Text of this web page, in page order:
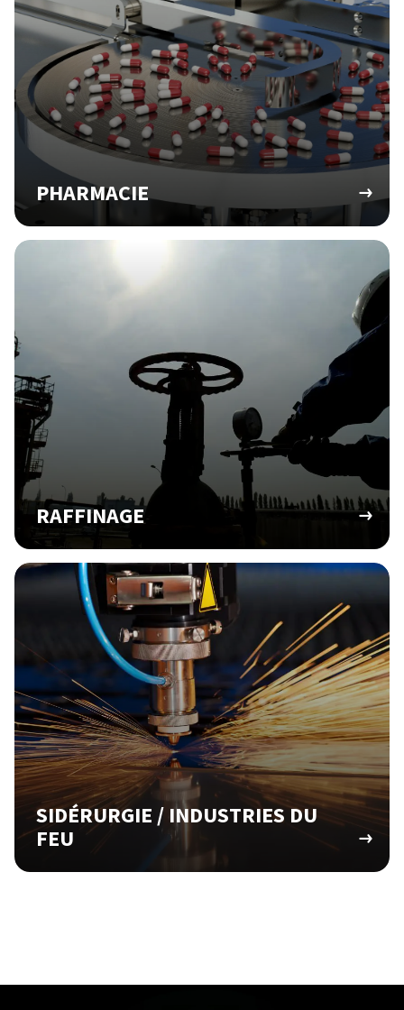
PHARMACIE
RAFFINAGE
SIDÉRURGIE / INDUSTRIES DU
FEU